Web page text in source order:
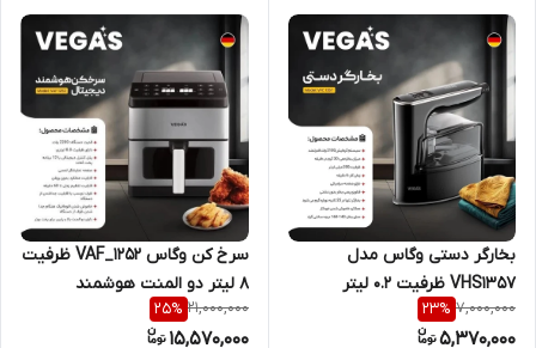
بخارگر دستی وگاس مدل
VHS1357 ظرفیت ۰.۲ لیتر
7,000,000
23%
5,370,000
سرخ کن وگاس VAF_1252 ظرفیت
۸ لیتر دو المنت هوشمند
21,000,000
25%
15,570,000